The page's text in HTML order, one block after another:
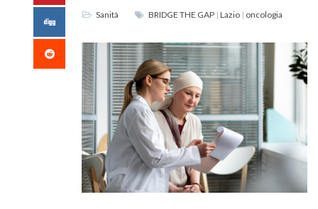
Sanità BRIDGE THE GAP | Lazio | oncologia